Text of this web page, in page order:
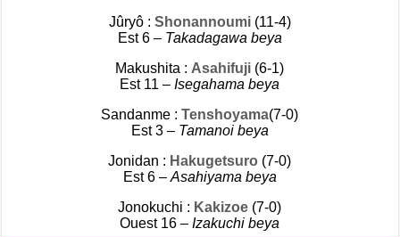
Jûryô : Shonannoumi (11-4)
Est 6 – Takadagawa beya
Makushita : Asahifuji (6-1)
Est 11 –Isegahama beya
Sandanme :Tenshoyama(7-0)
Est 3 – Tamanoi beya
Jonidan : Hakugetsuro (7-0)
Est 6 – Asahiyama beya
Jonokuchi : Kakizoe (7-0)
Ouest 16 –Izakuchi beya